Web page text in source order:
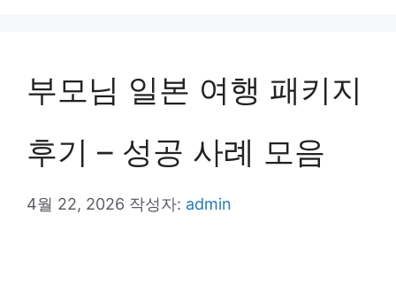
부모님 일본 여행 패키지
후기 – 성공 사례 모음
4월 22, 2026 작성자: admin